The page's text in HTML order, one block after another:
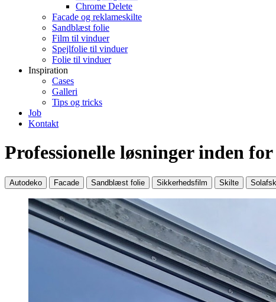
Chrome Delete
Facade og reklameskilte
Sandblæst folie
Film til vinduer
Spejlfolie til vinduer
Folie til vinduer
Inspiration
Cases
Galleri
Tips og tricks
Job
Kontakt
Professionelle løsninger inden
Autodeko Facade Sandblæst folie Sikkerhedsfilm Skilte